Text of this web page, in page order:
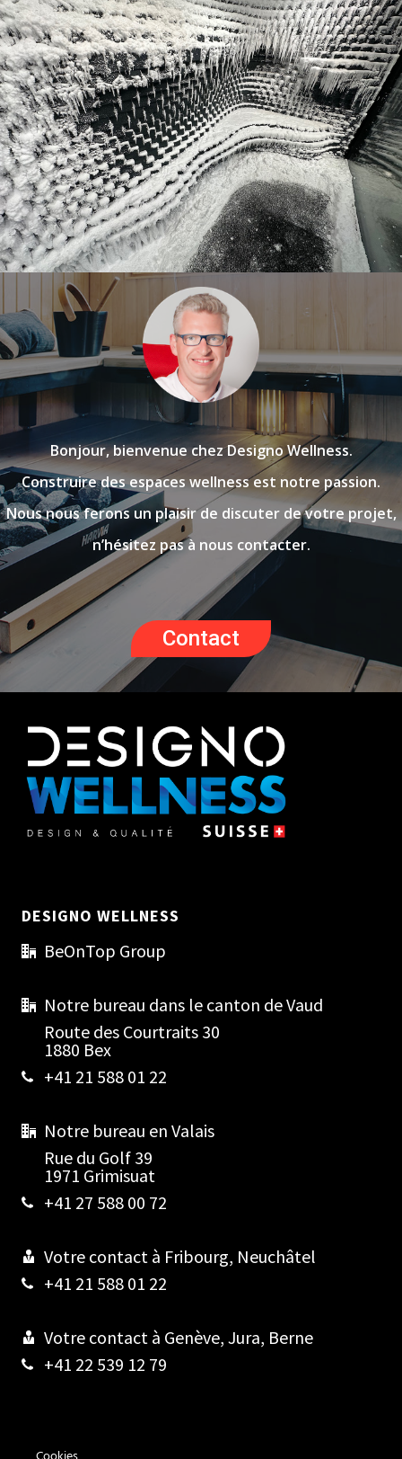
Exemples de projets
Bonjour, bienvenue chez Designo Wellness.
Construire des espaces wellness est notre passion.
Nous nous ferons un plaisir de discuter de votre projet,
n’hésitez pas à nous contacter.
Contact
Contact
DESIGNO WELLNESS
BeOnTop Group
Notre bureau dans le canton de Vaud
Route des Courtraits 30
1880 Bex
+41 21 588 01 22
Notre bureau en Valais
Rue du Golf 39
1971 Grimisuat
+41 27 588 00 72
Votre contact à Fribourg, Neuchâtel
+41 21 588 01 22
Votre contact à Genève, Jura, Berne
+41 22 539 12 79